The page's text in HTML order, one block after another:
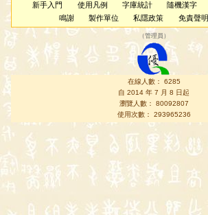
新手入門 使用凡例 字庫統計 隨機漢字
鳴謝
製作單位 私隱政策 免責聲明
（管理員 ）
在線人數： 6285
自 2014 年 7 月 8 日起
瀏覽人數： 80092807
使用次數： 293965236